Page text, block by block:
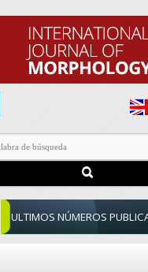
ULTIMOS NÚMEROS